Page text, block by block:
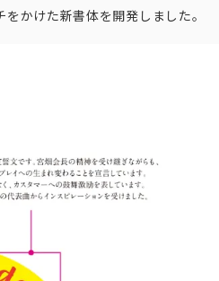
かけた新書体を開発しました。